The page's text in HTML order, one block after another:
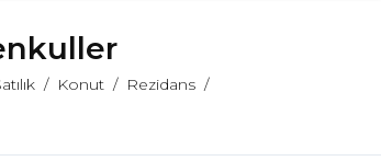
Konut
Rezidans